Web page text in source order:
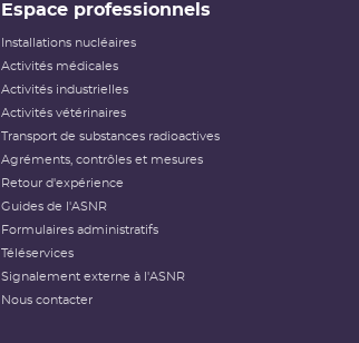
Espace professionnels
Installations nucléaires
Activités médicales
Activités industrielles
Activités vétérinaires
Transport de substances radioactives
Agréments, contrôles et mesures
Retour d'expérience
Guides de l'ASNR
Formulaires administratifs
Téléservices
Signalement externe à l'ASNR
Nous contacter